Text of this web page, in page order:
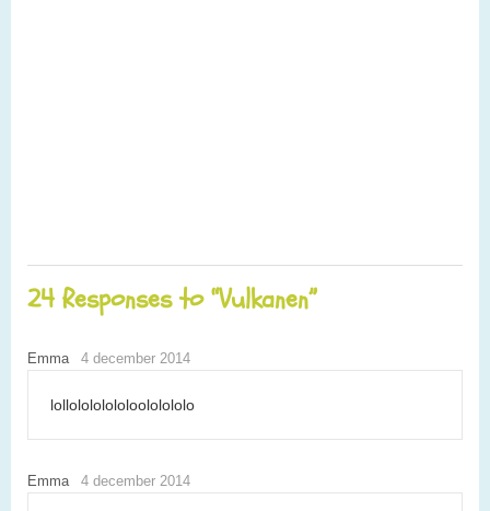
24 Responses to “Vulkanen”
Emma 4 december 2014
lollolololololoololololo
Emma 4 december 2014